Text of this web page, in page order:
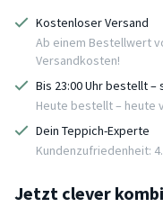
Kostenloser Versand
Ab einem Bestellwert
Versandkosten!
Bis 23:00 Uhr bestellt
Heute bestellt – heute
Dein Teppich-Experte
Kundenzufriedenheit:
Jetzt clever